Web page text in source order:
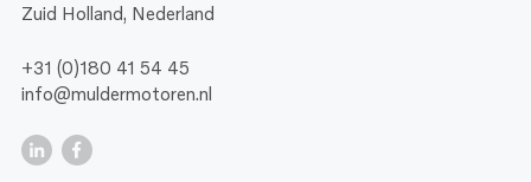
Zuid Holland, Nederland
+31 (0)180 41 54 45
info@muldermotoren.nl